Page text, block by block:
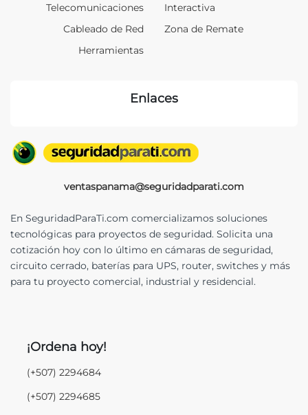
ventaspanama@seguridadparati.com
En SeguridadParaTi.com comercializamos soluciones
tecnológicas para proyectos de seguridad. Solicita una
cotización hoy con lo último en cámaras de seguridad,
circuito cerrado, baterías para UPS, router, switches y más
para tu proyecto comercial, industrial y residencial.
¡Ordena hoy!
(+507) 2294684
(+507) 2294685
Telecomunicaciones
Cableado de Red
Herramientas
Interactiva
Zona de Remate
Enlaces